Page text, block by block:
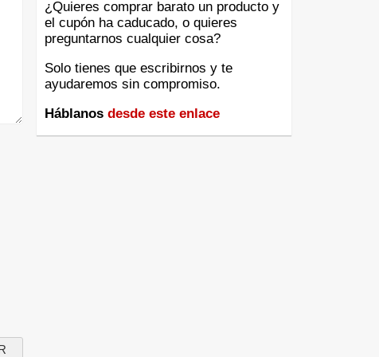
¿Quieres comprar barato un producto y
el cupón ha caducado, o quieres
preguntarnos cualquier cosa?
Solo tienes que escribirnos y te
ayudaremos sin compromiso.
Háblanos desde este enlace